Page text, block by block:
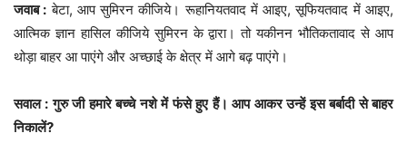
जवाब : बेटा, आप सुमिरन कीजिये। रूहानियतवाद में आइए, सूफियतवाद में आइए,
आत्मिक ज्ञान हासिल कीजिये सुमिरन के द्वारा। तो यकीनन भौतिकतावाद से आप
थोड़ा बाहर आ पाएंगे और अच्छाई के क्षेत्र में आगे बढ़ पाएंगे।
सवाल : गुरु जी हमारे बच्चे नशे में फंसे हुए हैं। आप आकर उन्हें इस बर्बादी से बाहर
निकालें?